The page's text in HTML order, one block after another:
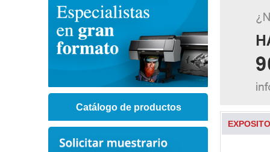
Catálogo de productos